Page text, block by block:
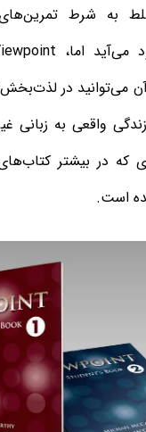
به شرط
می‌آید اما،
می‌توانید در
واقعی به زبانی
در بیشتر
است.